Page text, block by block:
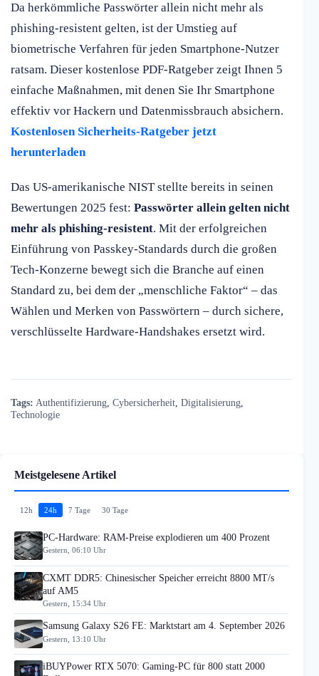
Da herkömmliche Passwörter allein nicht mehr als
phishing-resistent gelten, ist der Umstieg auf
biometrische Verfahren für jeden Smartphone-Nutzer
ratsam. Dieser kostenlose PDF-Ratgeber zeigt Ihnen 5
einfache Maßnahmen, mit denen Sie Ihr Smartphone
effektiv vor Hackern und Datenmissbrauch absichern.
Kostenlosen Sicherheits-Ratgeber jetzt
herunterladen
Das US-amerikanische NIST stellte bereits in seinen
Bewertungen 2025 fest: Passwörter allein gelten nicht
mehr als phishing-resistent. Mit der erfolgreichen
Einführung von Passkey-Standards durch die großen
Tech-Konzerne bewegt sich die Branche auf einen
Standard zu, bei dem der „menschliche Faktor“ – das
Wählen und Merken von Passwörtern – durch sichere,
verschlüsselte Hardware-Handshakes ersetzt wird.
Tags: Authentifizierung Cybersicherheit Digitalisierung
Technologie
Meistgelesene Artikel
12h 24h 7 Tage 30 Tage
PC-Hardware: RAM-Preise explodieren um 400 Prozent
Gestern, 06:10 Uhr
CXMT DDR5: Chinesischer Speicher erreicht 8800 MT/s
auf AM5
Gestern, 15:34 Uhr
Samsung Galaxy S26 FE: Marktstart am 4. September 2026
Gestern, 13:10 Uhr
iBUYPower RTX 5070: Gaming-PC für 800 statt 2000